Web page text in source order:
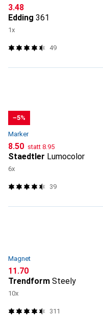
CHF
3.48
Edding 361
1x
49
−5%
Marker
CHF
8.50 statt CHF
8.95
Staedtler Lumocolor
6x
39
Magnet
CHF
11.70
Trendform Steely
10x
311